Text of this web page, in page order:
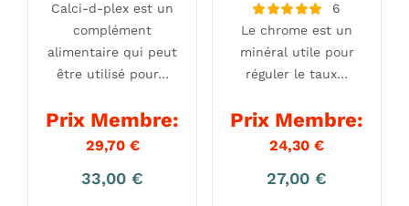
Calci-d-plex est un
complément
alimentaire qui peut
être utilisé pour…
Prix Membre:
29,70 €
33,00 €
5.00
sur 5
6
Le chrome est un
minéral utile pour
réguler le taux…
Prix Membre:
24,30 €
27,00 €